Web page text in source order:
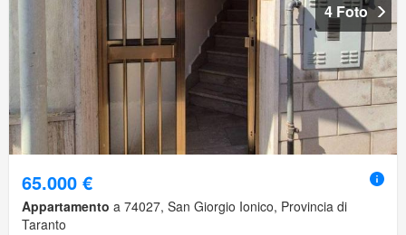
4 Foto
65.000 €
Appartamento a 74027, San Giorgio Ionico, Provincia di
Taranto